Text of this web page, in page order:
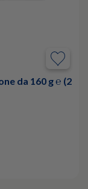
da 160 g ℮ (2